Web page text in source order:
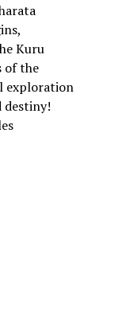
Kuru
of the
exploration
destiny!